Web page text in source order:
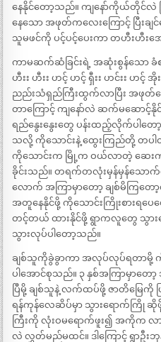
နေနိုင်တော့သည်။ ကျနော်ကိုယ်တိုင်
နေသော အဖုတ်ကလေးကြောင့် ပြီးချင်န
သူမဖင်ကို ပင့်ပင့်ပေးကာ တဟီးဟီးအေ
ကာမဆက်ဆံခြင်းရဲ့ အဆုံးစွန်သော ခံ
ဟီးး ဟီးး ဟင့် ဟင့် ရှီးး ဟင်းး ဟင့် အို
ညည်းသံရှည်ကြီးထွက်လာပြီး အဖုတ်
တာကြောင့် ကျနော်လဲ ဆက်မဆော
ရည်နွေးနွေးတွေ ပန်းထည့်လိုက်ပါတေ
သလို့ ကိုသောင်းနဲ့ ထွေးကြည်တို့ တပါ
ကိုသောင်းက မြို့က ဝယ်လာတဲ့ ဆေ
ခိုင်းသည်။ တရက်တလုံးမှန်မှန်သောက်ရ
လောက် အကြာမှာတော့ ချစ်မိကြတေ
အတူနေနိုင်ဖို့ ကိုသောင်းကြိုးစားရပ
တင့်တယ် ထားနိုင်ဖို့ ရွာကလူတွေ သွား
သွားလုပ်ပါတော့သည်။
ချစ်သူကိုခွဲခွာကာ အလုပ်လုပ်ရတာမို့
ပါအောင်စုသည်။ ၃ နှစ်အကြာမှာတော့
ပြီမို့ ချစ်သူနဲ့ လက်ထပ်ဖို့ ဇာတိမြေ
ရန်ကုန်လေဆိပ်မှာ သွားရောက်ကြို ဆို
ကြီးကို လုံးဝမရောက်ဖူး၍ အကိုက
လဲ လွှတ်မည်မထင်။ ဒါကြောင့် ရွာဦးဘု